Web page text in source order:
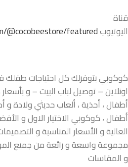
قناة
اليوتيوب@cocobeestore/featured
كوكوبي بتوفرلك كل احتياجات طفلك
اونلاين – توصيل لباب البيت – و
أطفال ، أحذية ، ألعاب حديثي ولادة و
أطفال ، كوكوبي الاختيار الاول و
العالية و الأسعار المناسبة و
مجموعة واسعة و رائعة من جميع
و المقاسات